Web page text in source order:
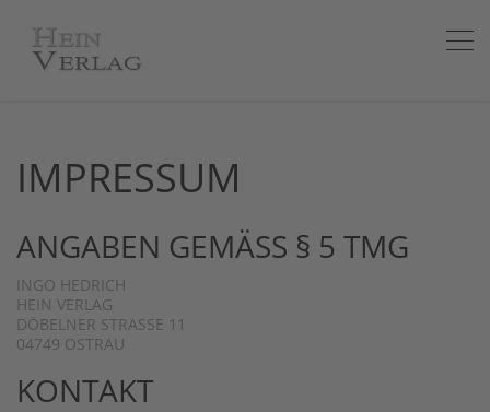
IMPRESSUM
ANGABEN GEMÄSS § 5 TMG
INGO HEDRICH
HEIN VERLAG
DÖBELNER STRASSE 11
04749 OSTRAU
KONTAKT